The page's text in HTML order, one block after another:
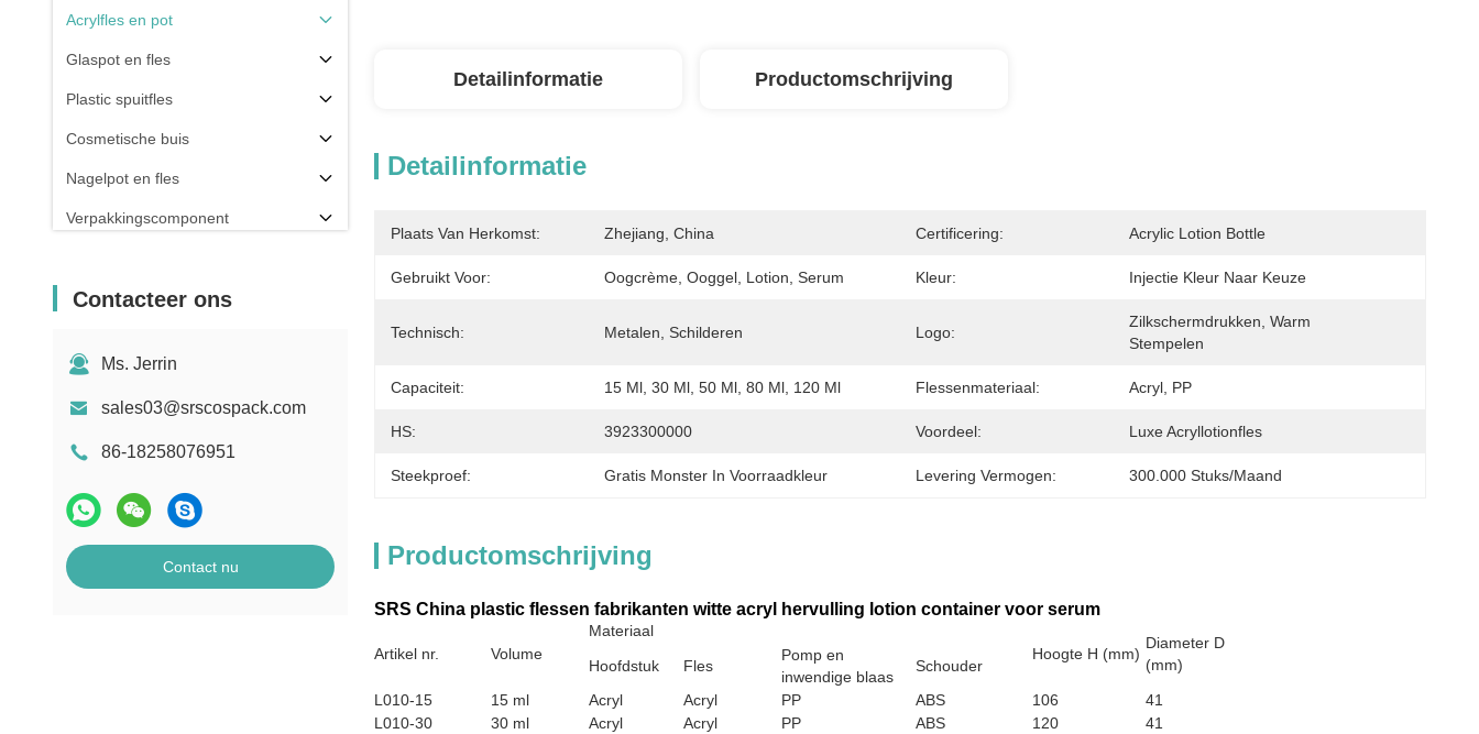
Acrylfles en pot
Glaspot en fles
Plastic spuitfles
Cosmetische buis
Nagelpot en fles
Verpakkingscomponent
Contacteer ons
Ms. Jerrin
sales03@srscospack.com
86-18258076951
Contact nu
Detailinformatie Productomschrijving
Detailinformatie
Plaats Van Herkomst: Zhejiang, China Certificering: Acrylic Lotion Bottle
Gebruikt Voor: Oogcrème, Ooggel, Lotion, Serum Kleur: Injectie Kleur Naar Keuze
Technisch: Metalen, Schilderen Logo:
Zilkschermdrukken, Warm
Stempelen
Capaciteit: 15 Ml, 30 Ml, 50 Ml, 80 Ml, 120 Ml Flessenmateriaal: Acryl, PP
HS: 3923300000 Voordeel: Luxe Acryllotionfles
Steekproef: Gratis Monster In Voorraadkleur Levering Vermogen: 300.000 Stuks/maand
Productomschrijving
SRS China plastic flessen fabrikanten witte acryl hervulling lotion container voor serum
Artikel nr. Volume
Materiaal
Hoogte H (mm)
Diameter D
(mm)
Hoofdstuk Fles
Pomp en
inwendige blaas
Schouder
L010-15
15 ml Acryl Acryl PP ABS 106
41
L010-30
30 ml Acryl Acryl PP ABS 120
41